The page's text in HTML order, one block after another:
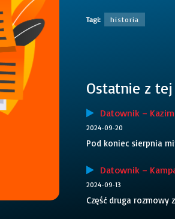
Tagi: historia
Ostatnie z
Datownik –
2024-09-20
Pod koniec sierpnia
Datownik –
2024-09-13
Część druga rozmowy